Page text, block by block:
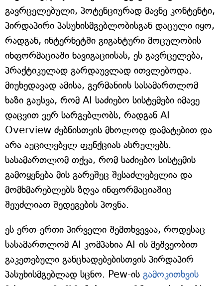
გავრცელებული, პოტენციურად მავნე კონტენტი,
პირდაპირი პასუხისმგებლობისგან დაცული იყო,
რადგან, ინტერნეტში გიგანტური მოცულობის
ინფორმაციაში ნავიგაციისას, ეს გავრცელება,
პრაქტიკულად გარდაუვლად ითვლებოდა.
მიუხედავად ამისა, გერმანიის სასამართლომ
ხაზი გაუსვა, რომ AI საძიებო სისტემები იმავე
დაცვით ვერ სარგებლობს, რადგან AI
Overview ძებნისთვის მხოლოდ დამატებით და
არა აუცილებელ ფუნქციას ასრულებს.
სასამართლომ თქვა, რომ საძიებო სისტემის
გამოყენება მის გარეშეც შესაძლებელია და
მომხმარებლებს ზღვა ინფორმაციაშიც
შეუძლიათ შედეგების პოვნა.
ეს ერთ-ერთი პირველი შემთხვევაა, როდესაც
სასამართლომ AI კომპანია AI-ის მეშვეობით
გაკეთებული განცხადებებისთვის პირდაპირ
პასუხისმგებლად სცნო. Pew-ის გამოკითხვის